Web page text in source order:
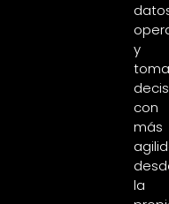
y
con
más
la